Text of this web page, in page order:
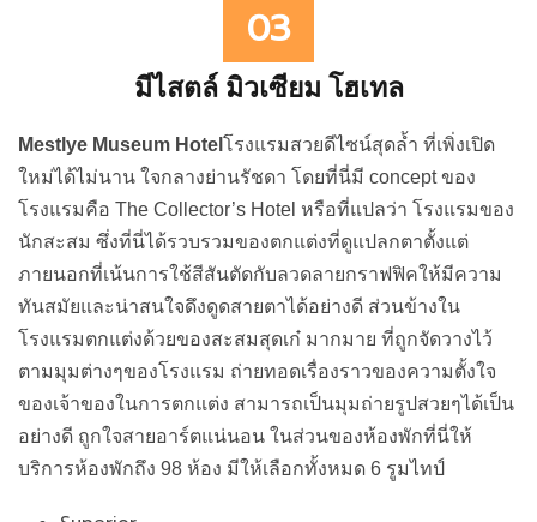
03
มีไสตล์ มิวเซียม โฮเทล
Mestlye Museum Hotel โรงแรมสวยดีไซน์สุดล้ำ ที่เพิ่งเปิด
ใหม่ได้ไม่นาน ใจกลางย่านรัชดา โดยที่นี่มี concept ของ
โรงแรมคือ The Collector’s Hotel หรือที่แปลว่า โรงแรมของ
นักสะสม ซึ่งที่นี่ได้รวบรวมของตกแต่งที่ดูแปลกตาตั้งแต่
ภายนอกที่เน้นการใช้สีสันตัดกับลวดลายกราฟฟิคให้มีความ
ทันสมัยและน่าสนใจดึงดูดสายตาได้อย่างดี ส่วนข้างใน
โรงแรมตกแต่งด้วยของสะสมสุดเก๋ มากมาย ที่ถูกจัดวางไว้
ตามมุมต่างๆของโรงแรม ถ่ายทอดเรื่องราวของความตั้งใจ
ของเจ้าของในการตกแต่ง สามารถเป็นมุมถ่ายรูปสวยๆได้เป็น
อย่างดี ถูกใจสายอาร์ตแน่นอน ในส่วนของห้องพักที่นี่ให้
บริการห้องพักถึง 98 ห้อง มีให้เลือกทั้งหมด 6 รูมไทป์